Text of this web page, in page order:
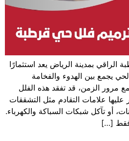
الراقي بمدينة الرياض يعد استثمارًا
يجمع بين الهدوء والفخامة
مرور الزمن، قد تفقد هذه الفلل
عليها علامات التقادم مثل التشققات
أو تآكل شبكات السباكة والكهرباء.
فقط […]